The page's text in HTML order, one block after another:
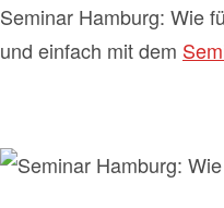
Seminar Hamburg: Wie
und einfach mit dem